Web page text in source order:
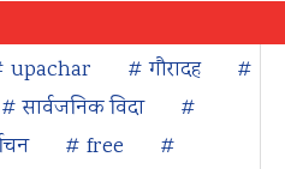
upachar # गौरादह
#
# सार्वजनिक विदा
#
# free
#